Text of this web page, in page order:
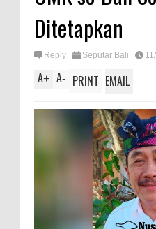
Ditetapkan
Reply Seputar Bali
A+ A- PRINT EMAIL